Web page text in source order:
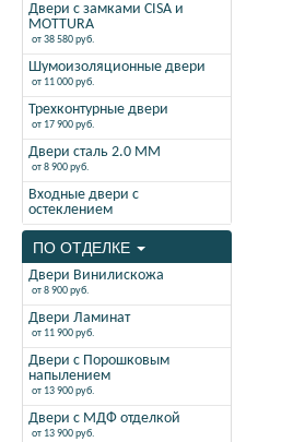
Двери с замками CISA и
MOTTURA
от 38 580 руб.
Шумоизоляционные двери
от 11 000 руб.
Трехконтурные двери
от 17 900 руб.
Двери сталь 2.0 ММ
от 8 900 руб.
Входные двери с
остеклением
ПО ОТДЕЛКЕ
Двери Винилискожа
от 8 900 руб.
Двери Ламинат
от 11 900 руб.
Двери с Порошковым
напылением
от 13 900 руб.
Двери с МДФ отделкой
от 13 900 руб.